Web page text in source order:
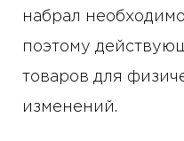
набрал
поэтому
товаров для
изменений.